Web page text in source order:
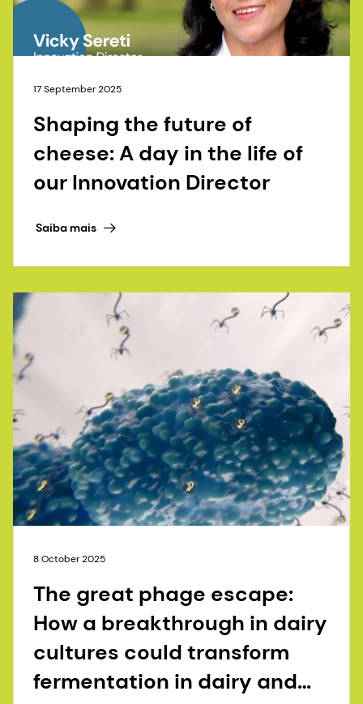
17 September 2025
Shaping the future of
cheese: A day in the life of
our Innovation Director
Saiba mais
8 October 2025
The great phage escape:
How a breakthrough in dairy
cultures could transform
fermentation in dairy and